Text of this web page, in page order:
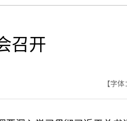
召开
【字体：